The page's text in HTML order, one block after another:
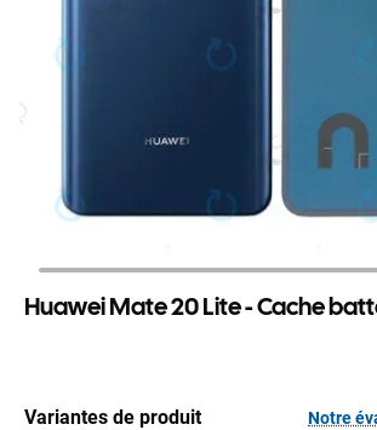
Huawei Mate 20 Lite - Cache
Variantes de produit Notre